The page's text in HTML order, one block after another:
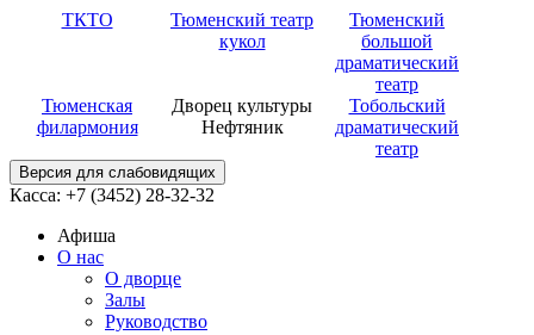
ТКТО
Тюменский театр
кукол
Тюменский
большой
драматический
театр
Тюменская
филармония
Дворец культуры
Нефтяник
Тобольский
драматический
театр
Версия для слабовидящих
Касса: +7 (3452) 28-32-32
Афиша
О нас
О дворце
Залы
Руководство